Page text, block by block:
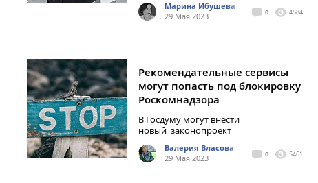
Марина Ибушева
29 Мая 2023
0 4584
Рекомендательные сервисы
могут попасть под блокировку
Роскомнадзора
В Госдуму могут внести
новый законопроект
Валерия Власова
29 Мая 2023
0 5461